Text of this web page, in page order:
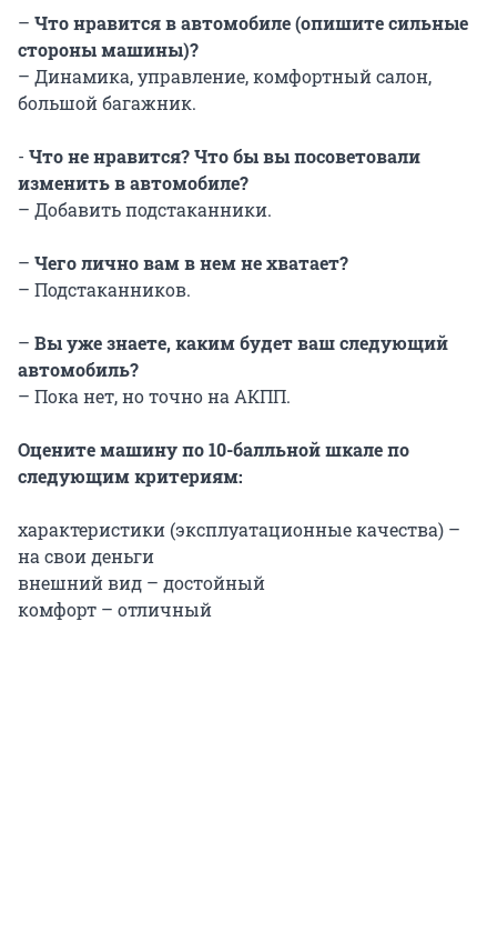
– Что нравится в автомобиле (опишите сильные
стороны машины)?
– Динамика, управление, комфортный салон,
большой багажник.
- Что не нравится? Что бы вы посоветовали
изменить в автомобиле?
– Добавить подстаканники.
– Чего лично вам в нем не хватает?
– Подстаканников.
– Вы уже знаете, каким будет ваш следующий
автомобиль?
– Пока нет, но точно на АКПП.
Оцените машину по 10-балльной шкале по
следующим критериям:
характеристики (эксплуатационные качeства) –
на свои деньги
внешний вид – достойный
комфорт – отличный